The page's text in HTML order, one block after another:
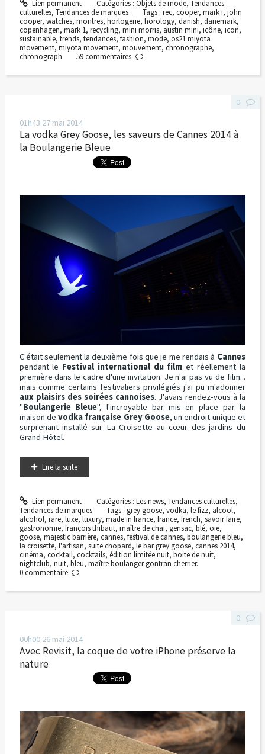
Lien permanent Catégories : Objets de mode, Tendances
culturelles, Tendances de marques Tags :rec,cooper,mark i,john
cooper, watches, montres, horlogerie, horology, danish, danemark,
copenhagen, mark 1, recycling, mini morris, austin mini, icône, icon,
sustainable, trends, tendances, fashion, mode, os21 miyota
movement, miyota movement, mouvement, chronographe,
chronograph
59commentaires
01h43 27 mai 2014
La vodka Grey Goose, les saveurs de Cannes 2014 à
la Boulangerie Bleue
C'était seulement la deuxième fois que je me rendais à Cannes
pendant le Festival international du film et réellement la
première dans le cadre d'une invitation. Je n'ai pas vu de film...
mais comme certains festivaliers privilégiés j'ai pu m'adonner
aux plaisirs des soirées cannoises. J'avais rendez-vous à la
"Boulangerie Bleue", l'incroyable bar mis en place par la
maison de vodka française Grey Goose, un endroit unique et
surprenant installé sur La Croisette au cœur des jardins du
Grand Hôtel.
Lire la suite
Lien permanent Catégories : Les news, Tendances culturelles,
Tendances de marques
Tags :grey goose,vodka,le fizz, alcool,
alcohol, rare, luxe, luxury, made in france, france, french, savoir faire,
gastronomie, françois thibaut, maître de chai, gensac, blé, oie,
goose, majestic barrière, cannes, festival de cannes, boulangerie bleu,
la croisette, l'artisan, suite chopard, le bar grey goose, cannes 2014,
cinéma, cocktail, cocktails, édition limitée nuit, boite de nuit,
nightclub, nuit, bleu, maître boulanger gontran cherrier.
0
0 commentaire
00h00 26 mai 2014
Avec Revisit, la coque de votre iPhone préserve la
nature
0